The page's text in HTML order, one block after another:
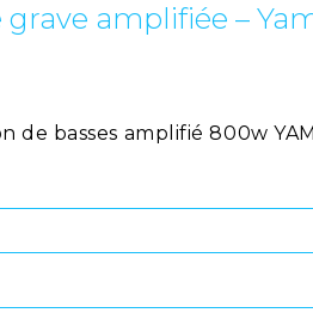
grave amplifiée –
de basses amplifié 800w